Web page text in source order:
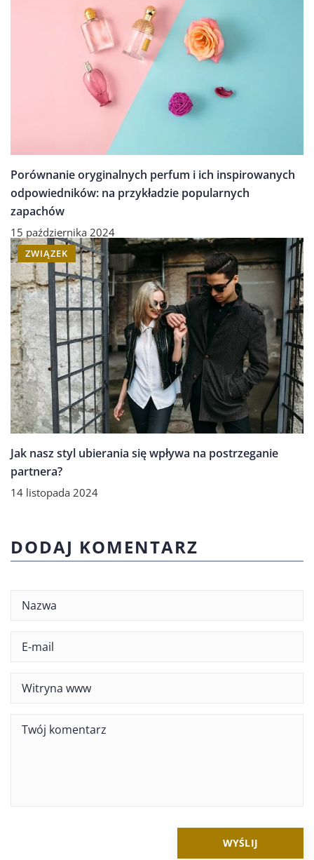
Porównanie oryginalnych perfum i ich inspirowanych
odpowiedników: na przykładzie popularnych
zapachów
15 października 2024
ZWIĄZEK
Jak nasz styl ubierania się wpływa na postrzeganie
partnera?
14 listopada 2024
DODAJ KOMENTARZ